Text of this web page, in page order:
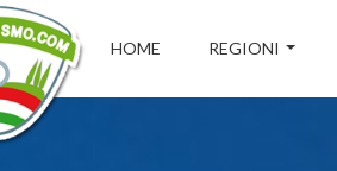
HOME REGIONI